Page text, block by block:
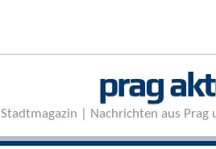
prag
Stadtmagazin | Nachrichten aus Prag